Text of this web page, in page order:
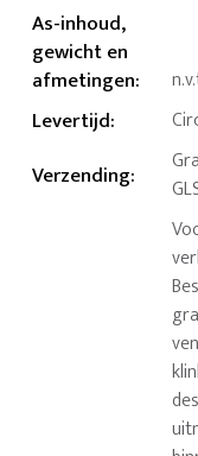
As-inhoud,
gewicht en
afmetingen:
Levertijd:
Verzending: